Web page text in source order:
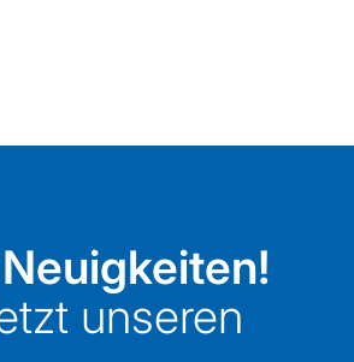
unseren